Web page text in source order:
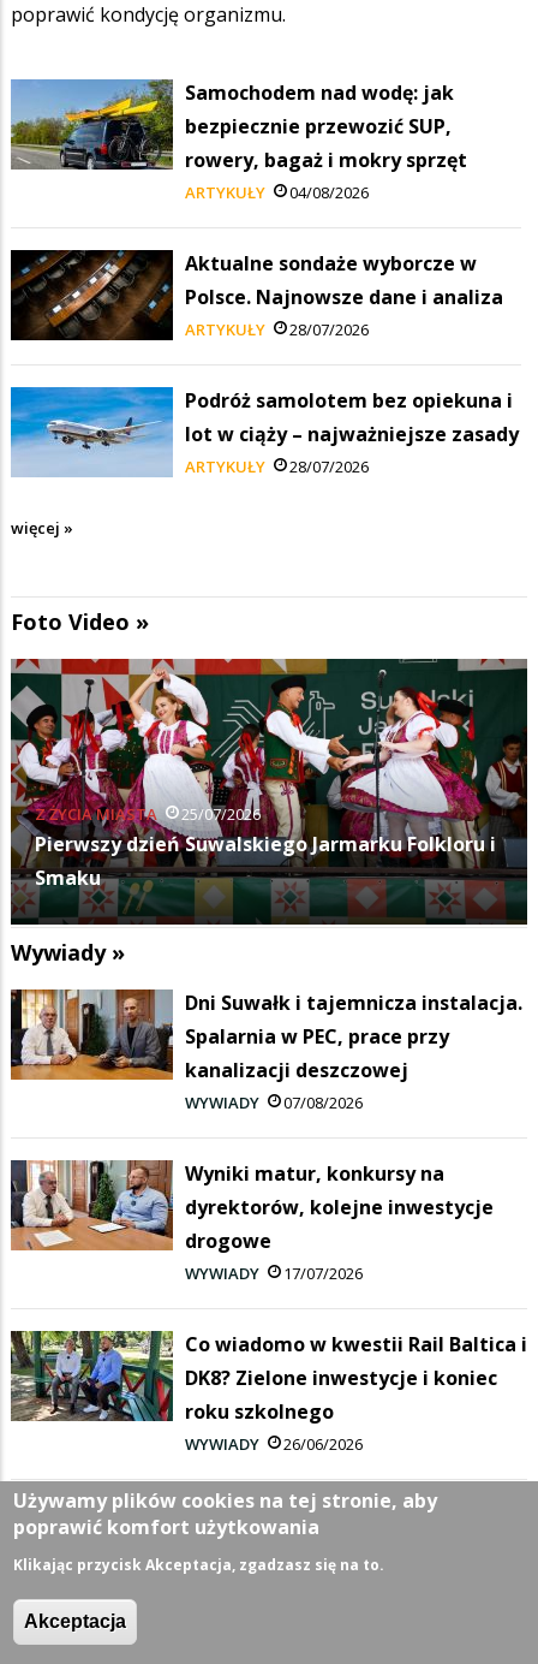
poprawić kondycję organizmu.
Samochodem nad wodę: jak
bezpiecznie przewozić SUP,
rowery, bagaż i mokry sprzęt
ARTYKUŁY 04/08/2026
Aktualne sondaże wyborcze w
Polsce. Najnowsze dane i analiza
ARTYKUŁY 28/07/2026
Podróż samolotem bez opiekuna i
lot w ciąży – najważniejsze zasady
ARTYKUŁY 28/07/2026
więcej »
Foto Video »
KULTURA 11/07/2026
Budka Suflera zagrała na Suwałki Blues Festival
Wywiady »
Dni Suwałk i tajemnicza instalacja.
Spalarnia w PEC, prace przy
kanalizacji deszczowej
WYWIADY 07/08/2026
Wyniki matur, konkursy na
dyrektorów, kolejne inwestycje
drogowe
WYWIADY 17/07/2026
Co wiadomo w kwestii Rail Baltica i
DK8? Zielone inwestycje i koniec
roku szkolnego
WYWIADY 26/06/2026
Największa inwestycja w historii
Suwałk i Budżet Obywatelski -
Videopodcast z Ratusza
Używamy plików cookies na tej stronie, aby
poprawić komfort użytkowania
Klikając przycisk Akceptacja, zgadzasz się na to.
Akceptacja